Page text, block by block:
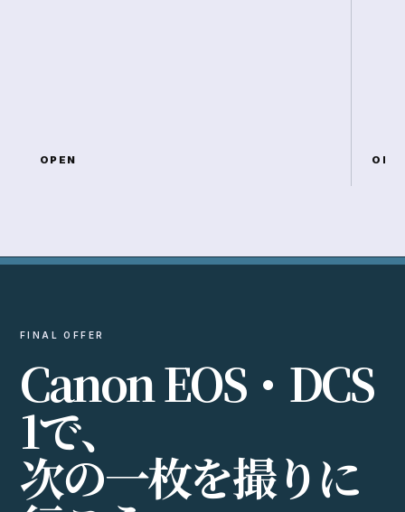
OPEN
FINAL OFFER
CanonEOS・ DCS
1で、
次の一枚を撮りに